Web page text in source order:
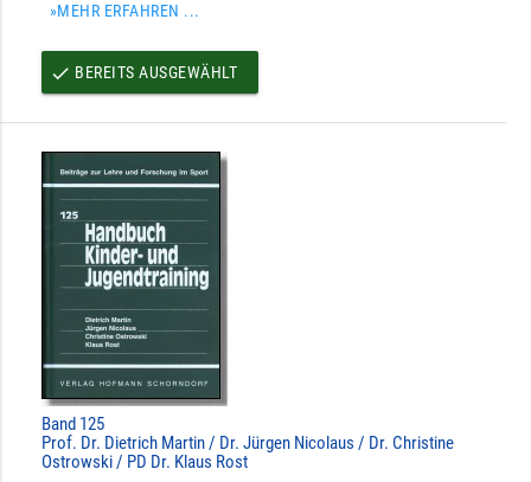
»MEHR ERFAHREN ...
done BEREITS AUSGEWÄHLT
Band 125
Prof. Dr. Dietrich Martin / Dr. Jürgen Nicolaus / Dr. Christine
Ostrowski / PD Dr. Klaus Rost